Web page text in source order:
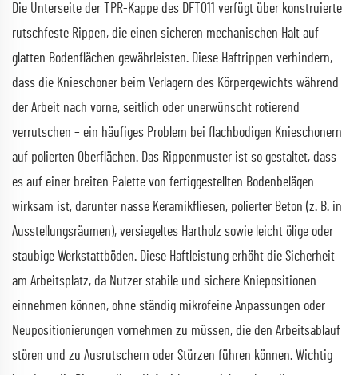
Die Unterseite der TPR-Kappe des DFT011 verfügt über konstruierte
rutschfeste Rippen, die einen sicheren mechanischen Halt auf
glatten Bodenflächen gewährleisten. Diese Haftrippen verhindern,
dass die Knieschoner beim Verlagern des Körpergewichts während
der Arbeit nach vorne, seitlich oder unerwünscht rotierend
verrutschen – ein häufiges Problem bei flachbodigen Knieschonern
auf polierten Oberflächen. Das Rippenmuster ist so gestaltet, dass
es auf einer breiten Palette von fertiggestellten Bodenbelägen
wirksam ist, darunter nasse Keramikfliesen, polierter Beton (z. B. in
Ausstellungsräumen), versiegeltes Hartholz sowie leicht ölige oder
staubige Werkstattböden. Diese Haftleistung erhöht die Sicherheit
am Arbeitsplatz, da Nutzer stabile und sichere Kniepositionen
einnehmen können, ohne ständig mikrofeine Anpassungen oder
Neupositionierungen vornehmen zu müssen, die den Arbeitsablauf
stören und zu Ausrutschern oder Stürzen führen können. Wichtig